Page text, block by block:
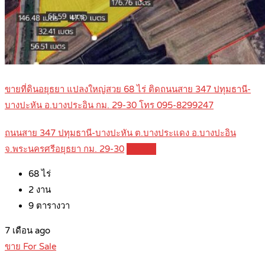
ขายที่ดินอยุธยา แปลงใหญ่สวย 68 ไร่ ติดถนนสาย 347 ปทุมธานี-
บางปะหัน อ.บางประอิน กม. 29-30 โทร 095-8299247
ถนนสาย 347 ปทุมธานี-บางปะหัน ต.บางประแดง อ.บางปะอิน
จ.พระนครศรีอยุธยา กม. 29-30
68 ไร่
2 งาน
9 ตารางวา
7 เดือน ago
ขาย For Sale